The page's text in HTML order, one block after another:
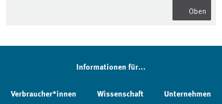
Oben
Informationen für...
Verbraucher*innen Wissenschaft Unternehmen